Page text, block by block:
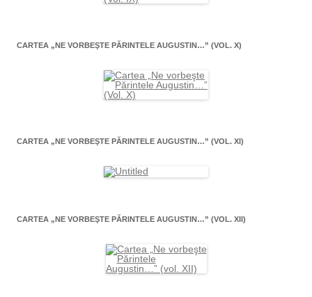
CARTEA „NE VORBEŞTE PĂRINTELE AUGUSTIN…” (VOL. X)
CARTEA „NE VORBEŞTE PĂRINTELE AUGUSTIN…” (VOL. XI)
CARTEA „NE VORBEŞTE PĂRINTELE AUGUSTIN…” (VOL. XII)